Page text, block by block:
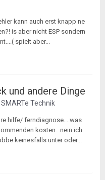
kann auch erst knapp ne
is aber nicht ESP sondern
spielt aber...
und andere Dinge
SMARTe Technik
hilfe/ ferndiagnose....was
kosten...nein ich
keinesfalls unter oder...